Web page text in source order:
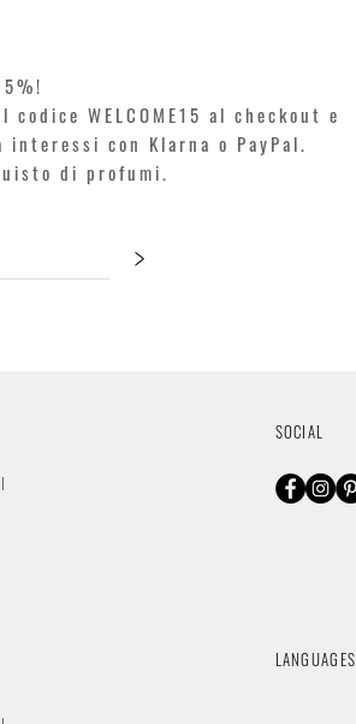
WELCOME15 al checkout e
con Klarna o PayPal.
di profumi.
>
SOCIAL
LANGUAGES